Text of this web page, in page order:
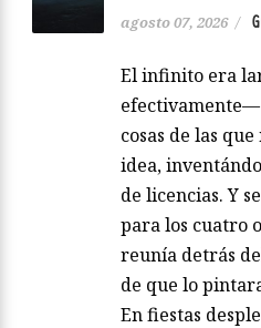
agosto 07, 2026 /
El infinito era
efectivamente—
cosas de las
idea,
de licencias. Y
para los cuatro
reunía detrás
de que lo
En fiestas